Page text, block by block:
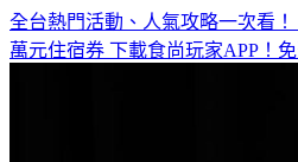
全台熱門活動、人氣攻略一次看！
萬元住宿券 下載食尚玩家APP！